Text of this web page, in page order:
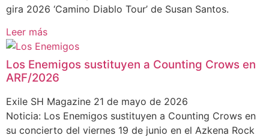
gira 2026 ‘Camino Diablo Tour’ de Susan Santos.
Leer más
Los Enemigos sustituyen a Counting Crows en
ARF/2026
Exile SH Magazine 21 de mayo de 2026
Noticia: Los Enemigos sustituyen a Counting Crows en
su concierto del viernes 19 de junio en el Azkena Rock